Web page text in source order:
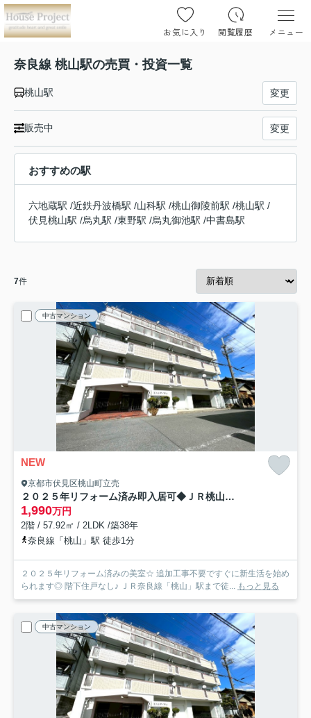
お気に入り 閲覧履歴 メニュー
奈良線 桃山駅の売買・投資一覧
桃山駅 変更
販売中 変更
おすすめの駅
六地蔵駅 /近鉄丹波橋駅 /山科駅 /桃山御陵前駅 /桃山駅 /
伏見桃山駅 /烏丸駅 /東野駅 /烏丸御池駅 /中書島駅
7件
中古マンション
NEW
京都市伏見区桃山町立売
２０２５年リフォーム済み即入居可◆ＪＲ桃山駅徒歩１分＆３沿線利用可◆エルシティ桃山
1,990万円
2階 / 57.92㎡ / 2LDK /築38年
奈良線「桃山」駅 徒歩1分
２０２５年リフォーム済みの美室☆ 追加工事不要ですぐに新生活を始め
られます◎ 階下住戸なし♪ ＪＲ奈良線「桃山」駅まで徒...
もっと見る
中古マンション